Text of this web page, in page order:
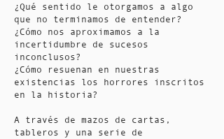
¿Qué sentido le otorgamos a algo
que no terminamos de entender?
¿Cómo nos aproximamos a la
incertidumbre de sucesos
inconclusos?
¿Cómo resuenan en nuestras
existencias los horrores inscritos
en la historia?
A través de mazos de cartas,
tableros y una serie de